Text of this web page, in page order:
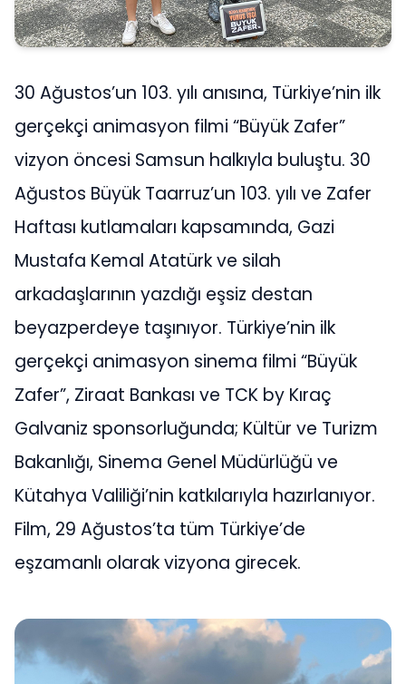
30 Ağustos’un 103. yılı anısına, Türkiye’nin ilk
gerçekçi animasyon filmi “Büyük Zafer”
vizyon öncesi Samsun halkıyla buluştu. 30
Ağustos Büyük Taarruz’un 103. yılı ve Zafer
Haftası kutlamaları kapsamında, Gazi
Mustafa Kemal Atatürk ve silah
arkadaşlarının yazdığı eşsiz destan
beyazperdeye taşınıyor. Türkiye’nin ilk
gerçekçi animasyon sinema filmi “Büyük
Zafer”, Ziraat Bankası ve TCK by Kıraç
Galvaniz sponsorluğunda; Kültür ve Turizm
Bakanlığı, Sinema Genel Müdürlüğü ve
Kütahya Valiliği’nin katkılarıyla hazırlanıyor.
Film, 29 Ağustos’ta tüm Türkiye’de
eşzamanlı olarak vizyona girecek.